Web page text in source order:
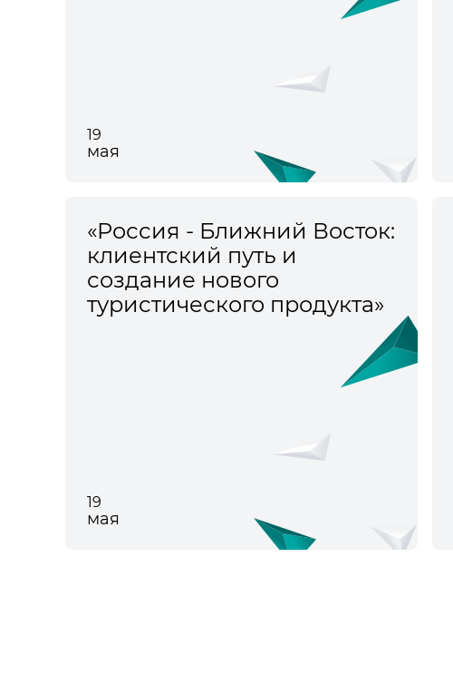
19
мая
«Россия - Ближний Восток:
клиентский путь и
создание нового
туристического продукта»
19
мая